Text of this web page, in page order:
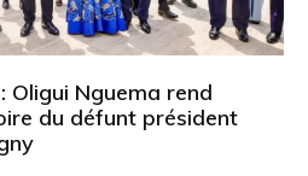
Oligui Nguema rend
du défunt président